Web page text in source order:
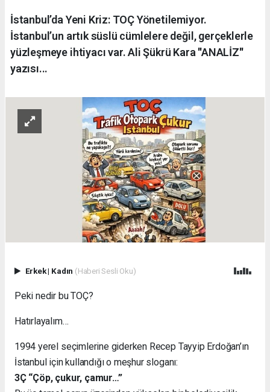
İstanbul’da Yeni Kriz: TOÇ Yönetilemiyor.
İstanbul’un artık süslü cümlelere değil, gerçeklerle
yüzleşmeye ihtiyacı var. Ali Şükrü Kara ''ANALİZ''
yazısı...
Erkek| Kadın (Haberi Sesli Oku)
Peki nedir bu TOÇ?
Hatırlayalım…
1994 yerel seçimlerine giderken Recep Tayyip Erdoğan’ın
İstanbul için kullandığı o meşhur sloganı:
3Ç “Çöp, çukur, çamur…”